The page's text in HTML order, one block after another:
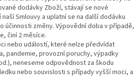
dodávky Zboží, stávají se nové
Smlouvy a uplatní se na další dodávku
účinnosti změny. Výpovědní doba v případě,
činí 2 měsíce.
nebo událostí, které nelze předvídat
pandemie, provozní poruchy, výpadky
neneseme odpovědnost za škodu
nebo souvislosti s případy vyšší moci, a